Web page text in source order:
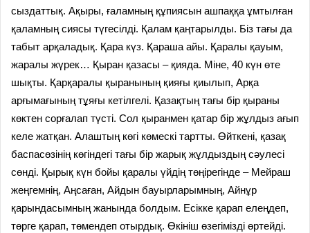
сыздаттық. Ақыры, ғаламның құпиясын ашпаққа ұмтылған
қаламның сиясы түгесілді. Қалам қаңтарылды. Біз тағы да
табыт арқаладық. Қара күз. Қараша айы. Қаралы қауым,
жаралы жүрек… Қыран қазасы – қияда. Міне, 40 күн өте
шықты. Қарқаралы қыранының қияғы қиылып, Арқа
арғымағының тұяғы кетілгелі. Қазақтың тағы бір қыраны
көктен сорғалап түсті. Сол қыранмен қатар бір жұлдыз ағып
келе жатқан. Алаштың көгі көмескі тартты. Өйткені, қазақ
баспасөзінің көгіндегі тағы бір жарық жұлдыздың сәулесі
сөнді. Қырық күн бойы қаралы үйдің төңірегінде – Мейраш
жеңгемнің, Аңсаған, Айдын бауырларымның, Айнұр
қарындасымның жанында болдым. Есікке қарап елеңдеп,
төрге қарап, төмендеп отырдық. Өкініш өзегімізді өртейді.